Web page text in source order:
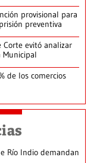
provisional para
preventiva
Corte evitó analizar
de los comercios
Río Indio demandan